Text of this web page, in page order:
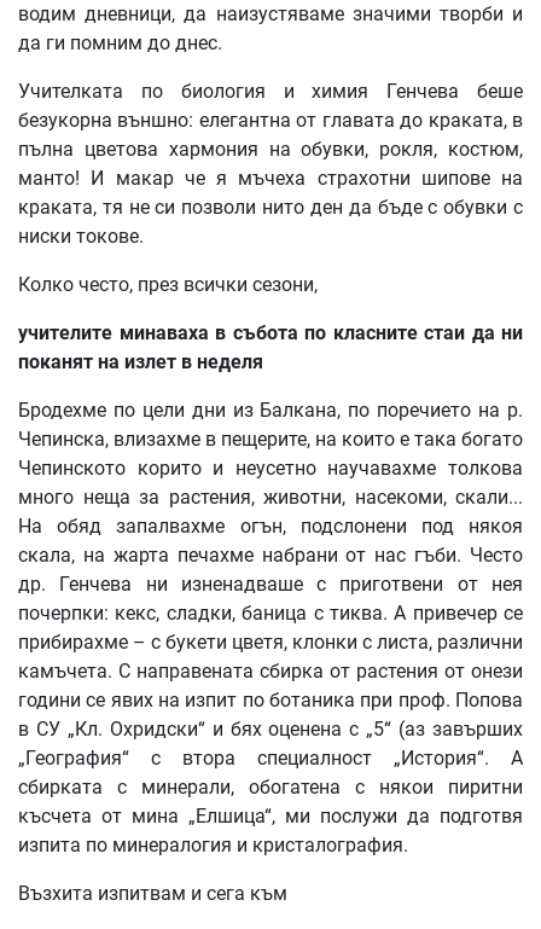
водим дневници, да наизустяваме значими творби и
да ги помним до днес.
Учителката по биология и химия Генчева беше
безукорна външно: елегантна от главата до краката, в
пълна цветова хармония на обувки, рокля, костюм,
манто! И макар че я мъчеха страхотни шипове на
краката, тя не си позволи нито ден да бъде с обувки с
ниски токове.
Колко често, през всички сезони,
учителите минаваха в събота по класните стаи да ни
поканят на излет в неделя
Бродехме по цели дни из Балкана, по поречието на р.
Чепинска, влизахме в пещерите, на които е така богато
Чепинското корито и неусетно научавахме толкова
много неща за растения, животни, насекоми, скали...
На обяд запалвахме огън, подслонени под някоя
скала, на жарта печахме набрани от нас гъби. Често
др. Генчева ни изненадваше с приготвени от нея
почерпки: кекс, сладки, баница с тиква. А привечер се
прибирахме – с букети цветя, клонки с листа, различни
камъчета. С направената сбирка от растения от онези
години се явих на изпит по ботаника при проф. Попова
в СУ „Кл. Охридски“ и бях оценена с „5“ (аз завърших
„География“ с втора специалност „История“. А
сбирката с минерали, обогатена с някои пиритни
късчета от мина „Елшица“, ми послужи да подготвя
изпита по минералогия и кристалография.
Възхита изпитвам и сега към